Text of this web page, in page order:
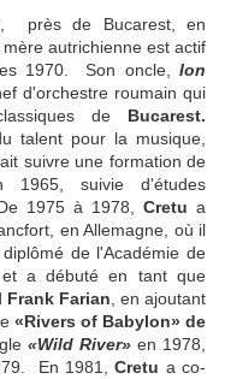
près de Bucarest, en
autrichienne est actif
1970. Son oncle, Ion
d'orchestre roumain qui
de Bucarest.
talent pour la musique,
suivre une formation de
1965, suivie d'études
1975 à 1978,Cretu a
en Allemagne, où il
de l'Académie de
a débuté en tant que
Frank Farian , en ajoutant
«Rivers of Babylon» de
«Wild River» en 1978,
En 1981,Cretu a co-